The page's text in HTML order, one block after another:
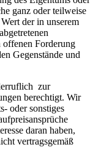
ganz oder teilweise
der in unserem
offenen Forderung
Gegenstände und
zur
berechtigt. Wir
oder sonstiges
daran haben,
vertragsgemäß